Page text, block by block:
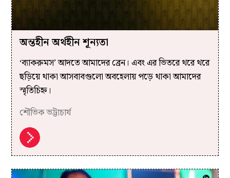
অন্তহীন অর্থহীন শূন্যতা
‘ব্যাকরুমস’ আদতে আমাদের ব্রেন। এবং এর ভিতরে থরে থরে
ছড়িয়ে থাকা আসবাবগুলো অবহেলায় পড়ে থাকা আমাদের
স্মৃতিচিহ্ন।
শৌভিক ভট্টাচার্য